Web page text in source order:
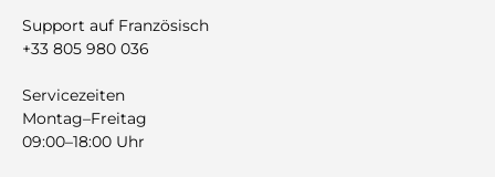
Support auf Französisch
+33 805 980 036
Servicezeiten
Montag–Freitag
09:00–18:00 Uhr